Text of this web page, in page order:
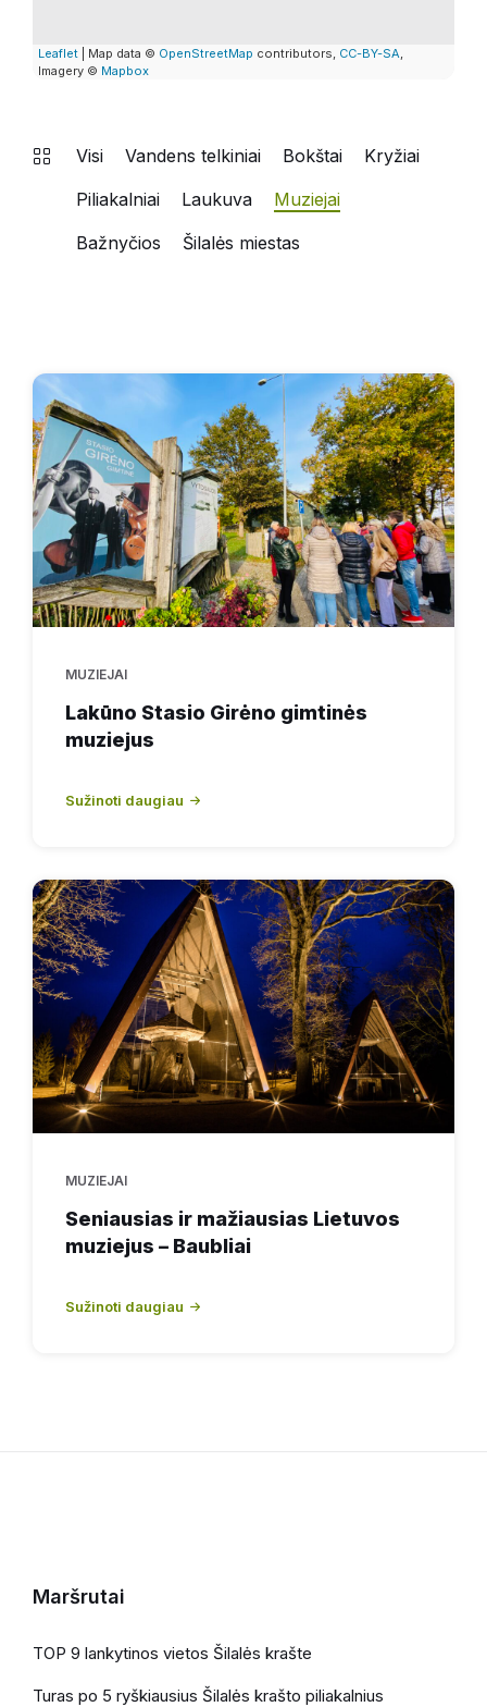
Leaflet | Map data © OpenStreetMap contributors, CC-BY-SA,
Imagery © Mapbox
Visi Vandens telkiniai Bokštai
Kryžiai
Piliakalniai
Laukuva
Muziejai
Bažnyčios
Šilalės miestas
MUZIEJAI
Lakūno Stasio Girėno gimtinės
muziejus
Sužinoti daugiau
MUZIEJAI
Seniausias ir mažiausias Lietuvos
muziejus – Baubliai
Sužinoti daugiau
Maršrutai
TOP 9 lankytinos vietos Šilalės krašte
Turas po 5 ryškiausius Šilalės krašto piliakalnius